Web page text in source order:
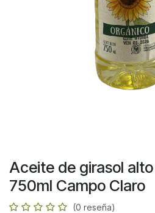
Aceite de girasol
750ml Campo Claro
(0 reseña)